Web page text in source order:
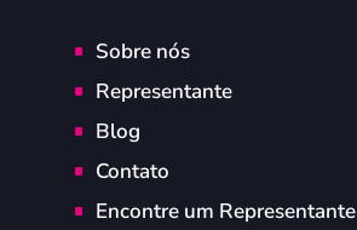
Sobre nós
Representante
Blog
Contato
Encontre um Representante